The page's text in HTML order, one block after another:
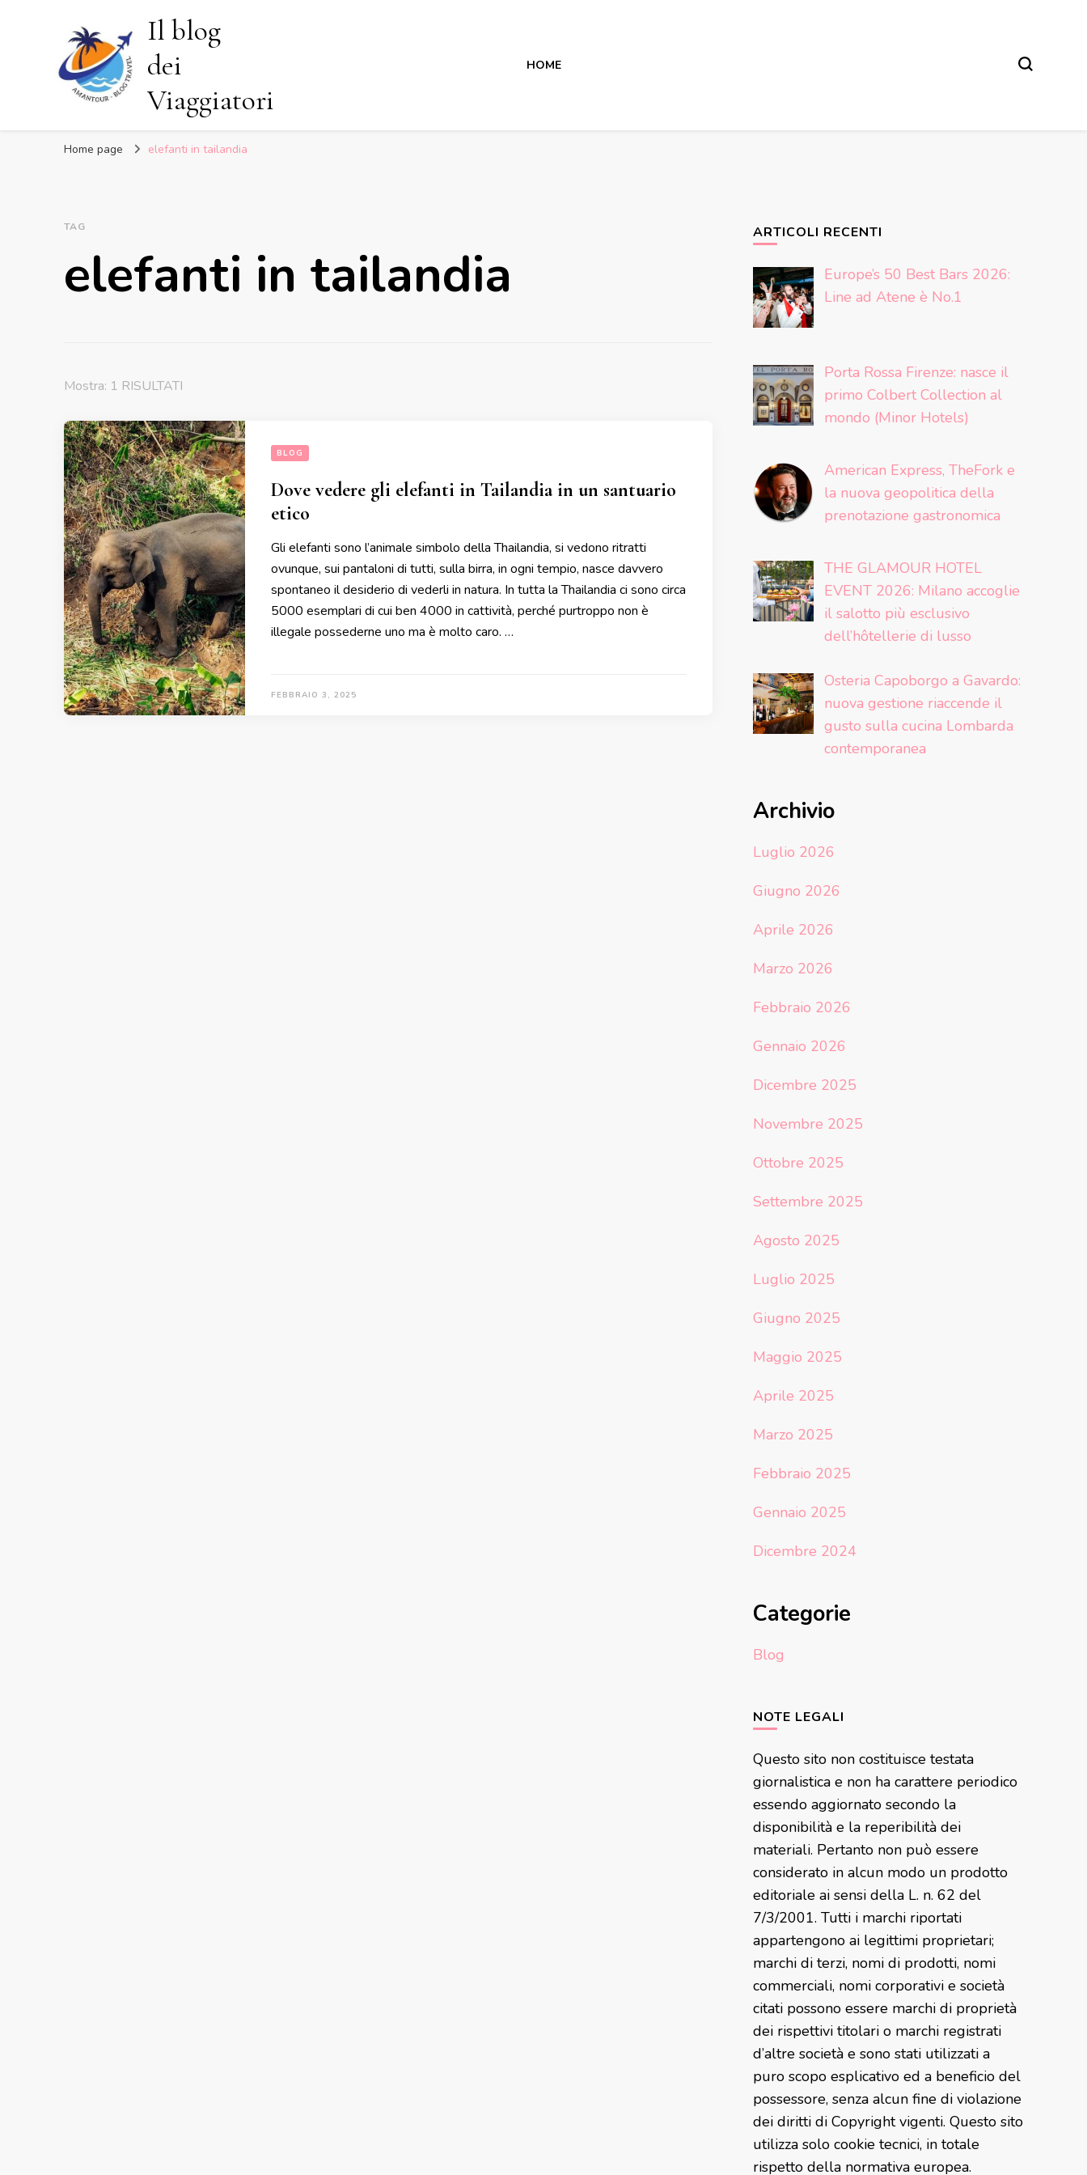
Il blog
dei
Viaggiatori
HOME
Home page elefanti in tailandia
TAG
elefanti in tailandia
Mostra: 1 RISULTATI
BLOG
Dove vedere gli elefanti in Tailandia in un santuario
etico
Gli elefanti sono l’animale simbolo della Thailandia, si vedono ritratti
ovunque, sui pantaloni di tutti, sulla birra, in ogni tempio, nasce davvero
spontaneo il desiderio di vederli in natura. In tutta la Thailandia ci sono circa
5000 esemplari di cui ben 4000 in cattività, perché purtroppo non è
illegale possederne uno ma è molto caro. …
FEBBRAIO 3, 2025
ARTICOLI RECENTI
Europe’s 50 Best Bars 2026:
Line ad Atene è No.1
Porta Rossa Firenze: nasce il
primo Colbert Collection al
mondo (Minor Hotels)
American Express, TheFork e
la nuova geopolitica della
prenotazione gastronomica
THE GLAMOUR HOTEL
EVENT 2026: Milano accoglie
il salotto più esclusivo
dell’hôtellerie di lusso
Osteria Capoborgo a Gavardo:
nuova gestione riaccende il
gusto sulla cucina Lombarda
contemporanea
Archivio
Luglio 2026
Giugno 2026
Aprile 2026
Marzo 2026
Febbraio 2026
Gennaio 2026
Dicembre 2025
Novembre 2025
Ottobre 2025
Settembre 2025
Agosto 2025
Luglio 2025
Giugno 2025
Maggio 2025
Aprile 2025
Marzo 2025
Febbraio 2025
Gennaio 2025
Dicembre 2024
Categorie
Blog
NOTE LEGALI
Questo sito non costituisce testata
giornalistica e non ha carattere periodico
essendo aggiornato secondo la
disponibilità e la reperibilità dei
materiali. Pertanto non può essere
considerato in alcun modo un prodotto
editoriale ai sensi della L. n. 62 del
7/3/2001. Tutti i marchi riportati
appartengono ai legittimi proprietari;
marchi di terzi, nomi di prodotti, nomi
commerciali, nomi corporativi e società
citati possono essere marchi di proprietà
dei rispettivi titolari o marchi registrati
d’altre società e sono stati utilizzati a
puro scopo esplicativo ed a beneficio del
possessore, senza alcun fine di violazione
dei diritti di Copyright vigenti. Questo sito
utilizza solo cookie tecnici, in totale
rispetto della normativa europea.